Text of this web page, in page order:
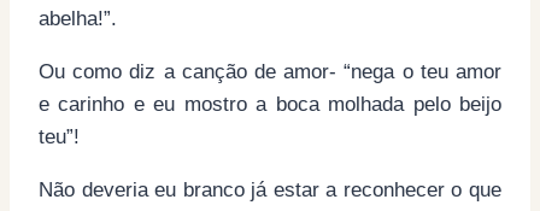
abelha!”.
Ou como diz a canção de amor- “nega o teu amor
e carinho e eu mostro a boca molhada pelo beijo
teu”!
Não deveria eu branco já estar a reconhecer o que